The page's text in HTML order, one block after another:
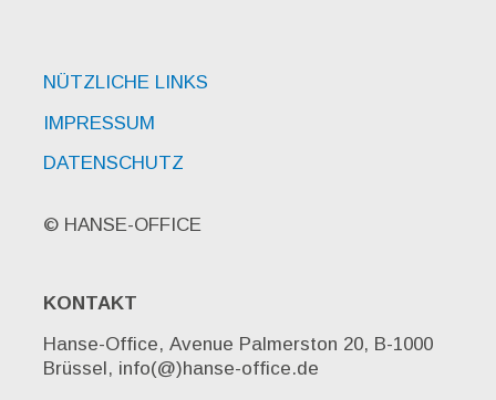
NÜTZLICHE LINKS
IMPRESSUM
DATENSCHUTZ
© HANSE-OFFICE
KONTAKT
Hanse-Office, Avenue Palmerston 20, B-1000
Brüssel, info(@)hanse-office.de